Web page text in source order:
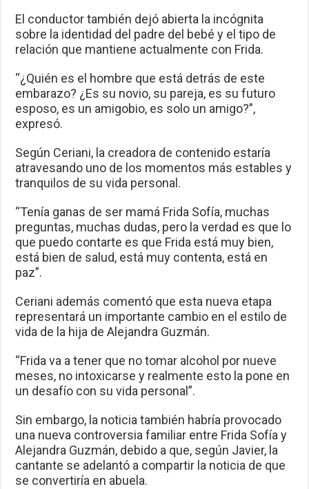
El conductor también dejó abierta la incógnita
sobre la identidad del padre del bebé y el tipo de
relación que mantiene actualmente con Frida.
“¿Quién es el hombre que está detrás de este
embarazo? ¿Es su novio, su pareja, es su futuro
esposo, es un amigobio, es solo un amigo?”,
expresó.
Según Ceriani, la creadora de contenido estaría
atravesando uno de los momentos más estables y
tranquilos de su vida personal.
“Tenía ganas de ser mamá Frida Sofía, muchas
preguntas, muchas dudas, pero la verdad es que lo
que puedo contarte es que Frida está muy bien,
está bien de salud, está muy contenta, está en
paz”.
Ceriani además comentó que esta nueva etapa
representará un importante cambio en el estilo de
vida de la hija de Alejandra Guzmán.
“Frida va a tener que no tomar alcohol por nueve
meses, no intoxicarse y realmente esto la pone en
un desafío con su vida personal”.
Sin embargo, la noticia también habría provocado
una nueva controversia familiar entre Frida Sofía y
Alejandra Guzmán, debido a que, según Javier, la
cantante se adelantó a compartir la noticia de que
se convertiría en abuela.